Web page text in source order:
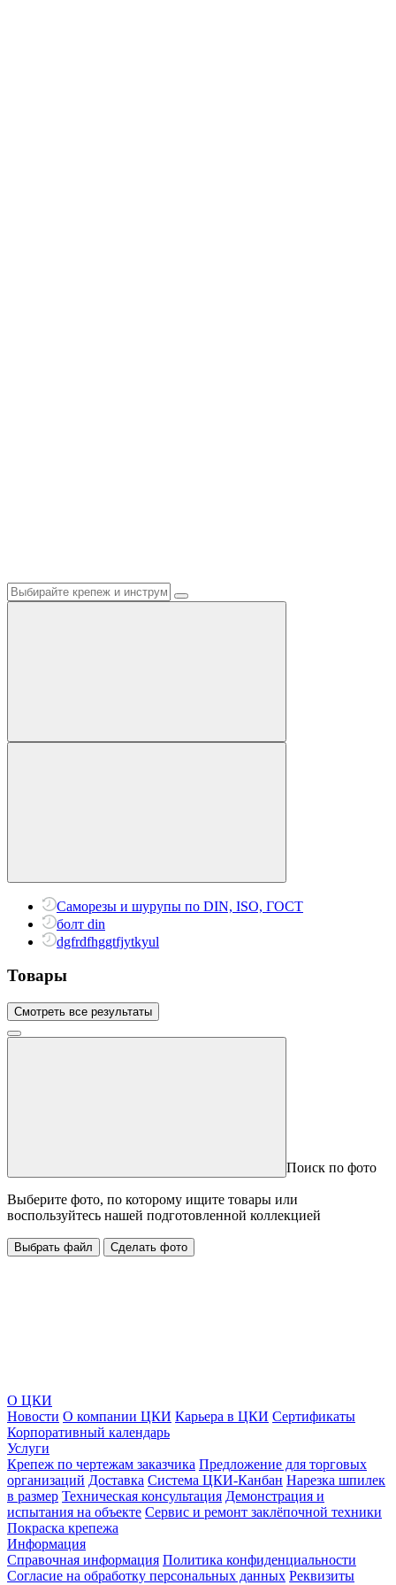
Саморезы и шурупы по DIN, ISO, ГОСТ
болт din
dgfrdfhggtfjytkyul
Товары
Смотреть все результаты
Поиск по фото
Выберите фото, по которому ищите товары или
воспользуйтесь нашей подготовленной коллекцией
Выбрать файл Сделать фото
О ЦКИ
Новости О компании ЦКИ Карьера в ЦКИ Сертификаты
Корпоративный календарь
Услуги
Крепеж по чертежам заказчика Предложение для торговых
организаций Доставка Система ЦКИ-Канбан Нарезка шпилек
в размер Техническая консультация Демонстрация и
испытания на объекте Сервис и ремонт заклёпочной техники
Покраска крепежа
Информация
Справочная информация Политика конфиденциальности
Согласие на обработку персональных данных Реквизиты